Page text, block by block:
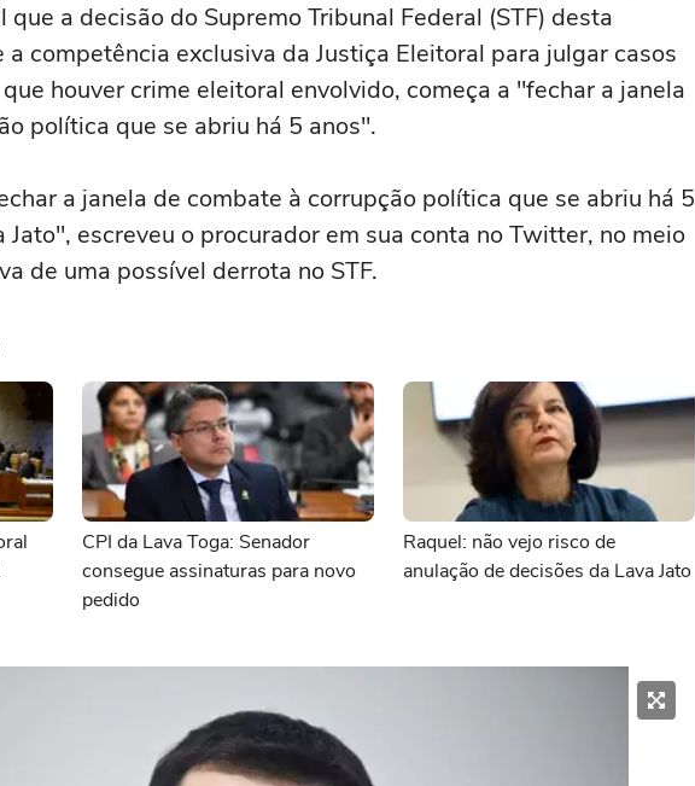
a decisão do Supremo Tribunal Federal (STF) desta
competência exclusiva da Justiça Eleitoral para julgar casos
houver crime eleitoral envolvido, começa a "fechar a janela
política que se abriu há 5 anos".
a janela de combate à corrupção política que se abriu há 5
Jato", escreveu o procurador em sua conta no Twitter, no meio
de uma possível derrota no STF.
CPI da Lava Toga: Senador
consegue assinaturas para novo
pedido
Raquel: não vejo risco de
anulação de decisões da Lava Jato